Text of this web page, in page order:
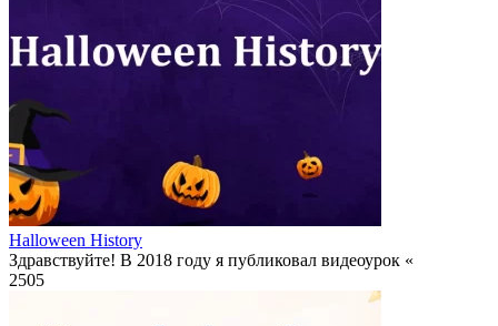
Halloween History
Здравствуйте! В 2018 году я публиковал видеоурок «
2505